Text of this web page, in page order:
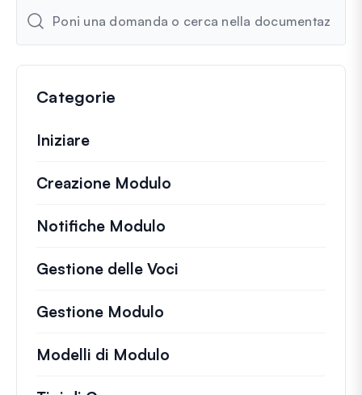
Categorie
Iniziare
Creazione Modulo
Notifiche Modulo
Gestione delle Voci
Gestione Modulo
Modelli di Modulo